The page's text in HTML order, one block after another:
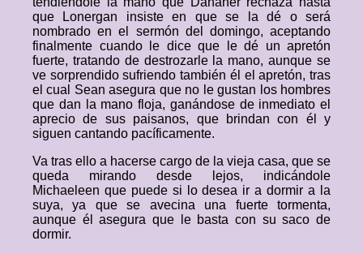
que Lonergan insiste en que se la dé o será
nombrado en el sermón del domingo, aceptando
finalmente cuando le dice que le dé un apretón
fuerte, tratando de destrozarle la mano, aunque se
ve sorprendido sufriendo también él el apretón, tras
el cual Sean asegura que no le gustan los hombres
que dan la mano floja, ganándose de inmediato el
aprecio de sus paisanos, que brindan con él y
siguen cantando pacíficamente.
Va tras ello a hacerse cargo de la vieja casa, que se
queda mirando desde lejos, indicándole
Michaeleen que puede si lo desea ir a dormir a la
suya, ya que se avecina una fuerte tormenta,
aunque él asegura que le basta con su saco de
dormir.